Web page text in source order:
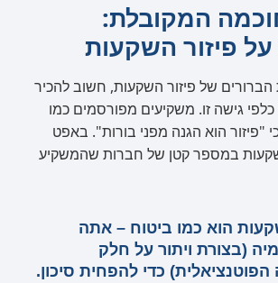
המקובלת:
פיזור השקעות
הברורים של פיזור השקעות, חשוב להכיר
גישה זו. משקיעים מפורסמים כמו
"פיזור הוא הגנה מפני בורות". באפט
במספר קטן של חברות שהמשקיע
הוא כמו ביטוח – אתה
(בצורת ויתור על חלק
כדי להפחית סיכון.